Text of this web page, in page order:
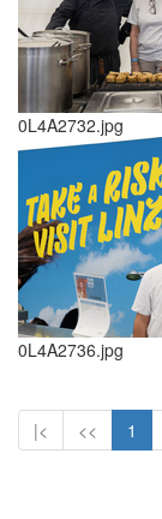
0L4A2732.jpg
0L4A2736.jpg
|< << 1